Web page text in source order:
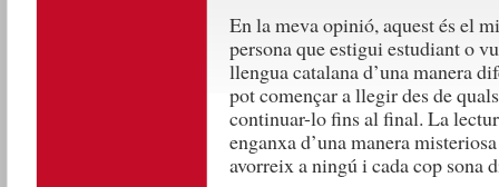
En la meva opinió, aquest és el
persona que estigui estudiant o
llengua catalana d’una manera
pot començar a llegir des de
continuar-lo fins al final. La
enganxa d’una manera
avorreix a ningú i cada cop sona